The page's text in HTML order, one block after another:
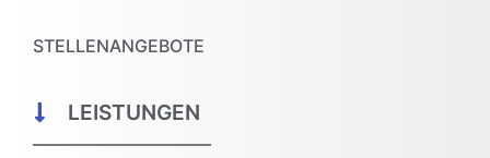
STELLENANGEBOTE
LEISTUNGEN